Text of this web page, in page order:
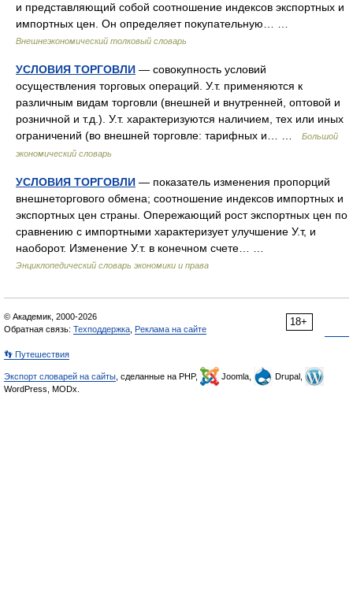
и представляющий собой соотношение индексов экспортных и
импортных цен. Он определяет покупательную… …
Внешнеэкономический толковый словарь
УСЛОВИЯ ТОРГОВЛИ — совокупность условий
осуществления торговых операций. У.т. применяются к
различным видам торговли (внешней и внутренней, оптовой и
розничной и т.д.). У.т. характеризуются наличием, тех или иных
ограничений (во внешней торговле: тарифных и… …
Большой
экономический словарь
УСЛОВИЯ ТОРГОВЛИ — показатель изменения пропорций
внешнеторгового обмена; соотношение индексов импортных и
экспортных цен страны. Опережающий рост экспортных цен по
сравнению с импортными характеризует улучшение У.т, и
наоборот. Изменение У.т. в конечном счете… …
Энциклопедический словарь экономики и права
18+
© Академик, 2000-2026
Обратная связь: Техподдержка Реклама на сайте
👣 Путешествия
Экспорт словарей на сайты , сделанные на PHP, Joomla,
Drupal,
WordPress, MODx.